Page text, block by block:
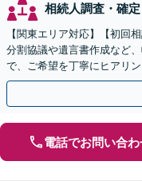
相続人調査・確定
【関東エリア対応】【初回
分割協議や遺言書作成など
で、ご希望を丁寧にヒアリ
す。まずは無料相談でお悩
電話でお問い合わ